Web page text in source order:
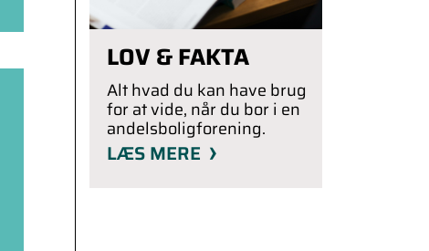
LOV & FAKTA
Alt hvad du kan have brug
for at vide, når du bor i en
andelsboligforening.
LÆS MERE